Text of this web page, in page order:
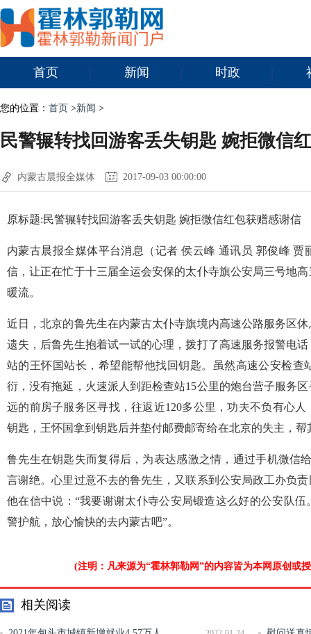
首页 新闻 时政
您的位置： 首页 >新闻 >
民警辗转找回游客丢失钥匙 婉拒微信
内蒙古晨报全媒体 2017-09-03 00:00:00
原标题:民警辗转找回游客丢失钥匙 婉拒微信红包获赠感谢信
内蒙古晨报全媒体平台消息（记者 侯云峰 通讯员 郭俊峰
信，让正在忙于十三届全运会安保的太仆寺旗公安局三号地
暖流。
近日，北京的鲁先生在内蒙古太仆寺旗境内高速公路服务区
遗失，后鲁先生抱着试一试的心理，拨打了高速服务报警电
站的王怀国站长，希望能帮他找回钥匙。虽然高速公安检查
衍，没有拖延，火速派人到距检查站15公里的炮台营子服务
远的前房子服务区寻找，往返近120多公里，功夫不负有心
钥匙，王怀国拿到钥匙后并垫付邮费邮寄给在北京的失主，
鲁先生在钥匙失而复得后，为表达感激之情，通过手机微信
言谢绝。心里过意不去的鲁先生，又联系到公安局政工办负
他在信中说：“我要谢谢太仆寺公安局锻造这么好的公安队
警护航，放心愉快的去内蒙古吧”。
(注明：凡来源为“霍林郭勒网”的内容皆为本网原创或
相关阅读